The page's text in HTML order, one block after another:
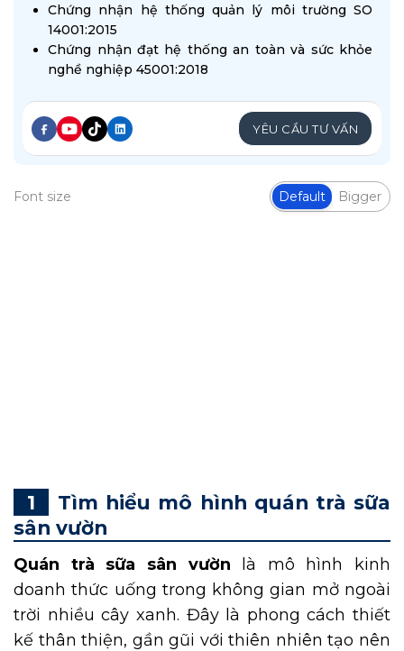
Chứng nhận hệ thống quản lý môi trường SO
14001:2015
Chứng nhận đạt hệ thống an toàn và sức khỏe
nghề nghiệp 45001:2018
YÊU CẦU TƯ VẤN
Font size Default Bigger
Tìm hiểu mô hình quán trà sữa
sân vườn
Quán trà sữa sân vườn là mô hình kinh
doanh thức uống trong không gian mở ngoài
trời nhiều cây xanh. Đây là phong cách thiết
kế thân thiện, gần gũi với thiên nhiên tạo nên